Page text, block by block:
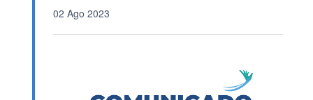
02 Ago 2023